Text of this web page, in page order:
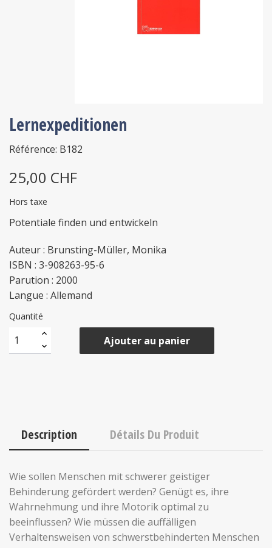
Lernexpeditionen
Référence: B182
25,00 CHF
Hors taxe
Potentiale finden und entwickeln
Auteur : Brunsting-Müller, Monika
ISBN : 3-908263-95-6
Parution : 2000
Langue : Allemand
Quantité
Ajouter au panier
Description Détails Du Produit
Wie sollen Menschen mit schwerer geistiger
Behinderung gefördert werden? Genügt es, ihre
Wahrnehmung und ihre Motorik optimal zu
beeinflussen? Wie müssen die auffälligen
Verhaltensweisen von schwerstbehinderten Menschen